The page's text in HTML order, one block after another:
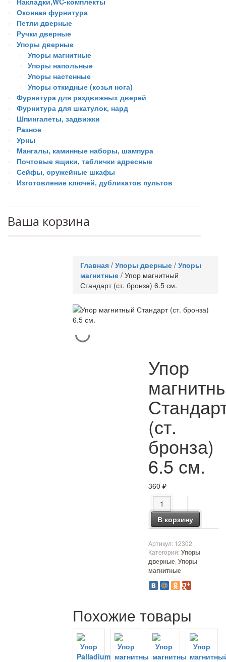
Оконная фурнитура
Петли дверные
Ручки дверные
Упоры дверные
Упоры магнитные
Упоры напольные
Упоры настенные
Упоры откидные (козья нога)
Фурнитура для раздвижных дверей
Фурнитура для шкатулок, нард
Шпингалеты, задвижки
Разное
Урны
Мангалы, каминные наборы, шампура
Почтовые ящики, таблички адресные
Сейфы, оружейные шкафы
Изготовление ключей, дубликатов пультов
Ваша корзина
Главная / Упоры дверные / Упоры
магнитные / Упор магнитный
Стандарт (ст. бронза) 6.5 см.
Упор
(ст.
бронза)
6.5 см.
360₽
Количество товара
В корзину
Артикул: 12302
Категории:Упоры
дверные,Упоры
магнитные
Похожие товары